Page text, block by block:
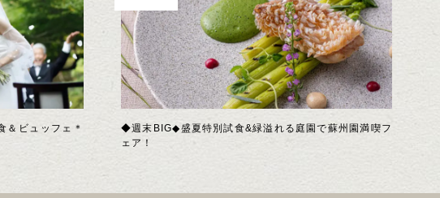
＆ビュッフェ＊
◆週末BIG◆盛夏特別試食&緑溢れる庭園で蘇州園満喫フ
ェア！